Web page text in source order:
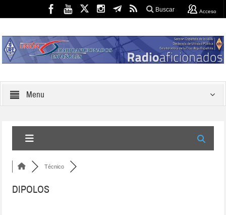
Buscar Acceso
Menu
Técnico
DIPOLOS